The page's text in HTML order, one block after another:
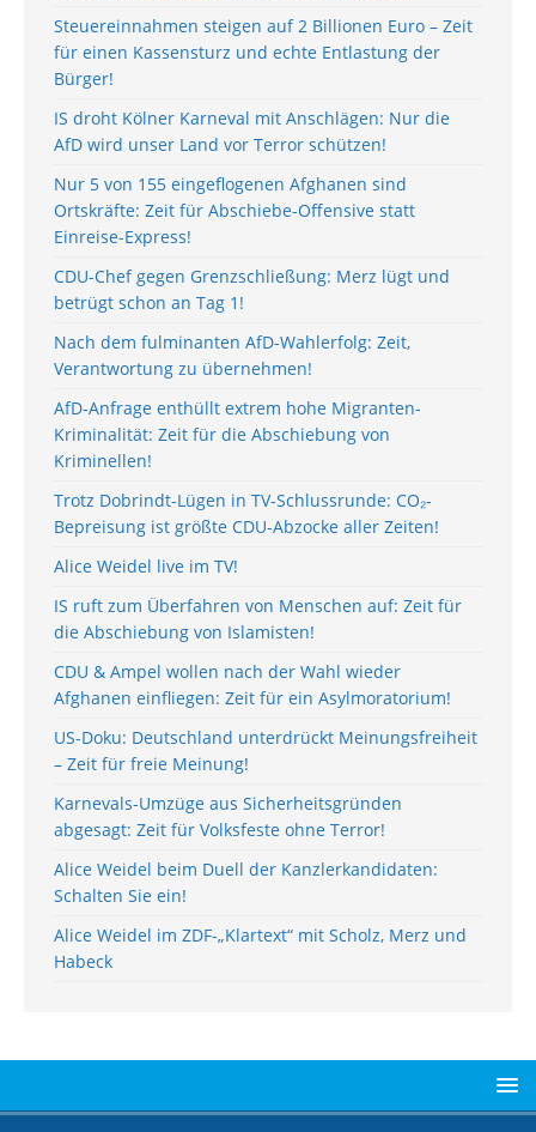
Steuereinnahmen steigen auf 2 Billionen Euro – Zeit
für einen Kassensturz und echte Entlastung der
Bürger!
IS droht Kölner Karneval mit Anschlägen: Nur die
AfD wird unser Land vor Terror schützen!
Nur 5 von 155 eingeflogenen Afghanen sind
Ortskräfte: Zeit für Abschiebe-Offensive statt
Einreise-Express!
CDU-Chef gegen Grenzschließung: Merz lügt und
betrügt schon an Tag 1!
Nach dem fulminanten AfD-Wahlerfolg: Zeit,
Verantwortung zu übernehmen!
AfD-Anfrage enthüllt extrem hohe Migranten-
Kriminalität: Zeit für die Abschiebung von
Kriminellen!
Trotz Dobrindt-Lügen in TV-Schlussrunde: CO₂-
Bepreisung ist größte CDU-Abzocke aller Zeiten!
Alice Weidel live im TV!
IS ruft zum Überfahren von Menschen auf: Zeit für
die Abschiebung von Islamisten!
CDU & Ampel wollen nach der Wahl wieder
Afghanen einfliegen: Zeit für ein Asylmoratorium!
US-Doku: Deutschland unterdrückt Meinungsfreiheit
– Zeit für freie Meinung!
Karnevals-Umzüge aus Sicherheitsgründen
abgesagt: Zeit für Volksfeste ohne Terror!
Alice Weidel beim Duell der Kanzlerkandidaten:
Schalten Sie ein!
Alice Weidel im ZDF-„Klartext“ mit Scholz, Merz und
Habeck